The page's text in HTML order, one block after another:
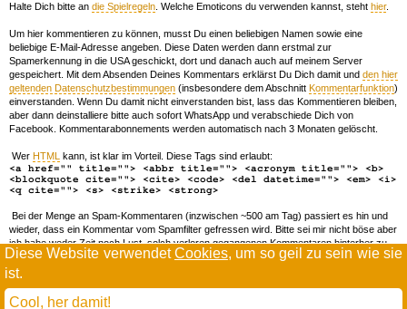
Diese Website verwendetCookies, um so geil zu sein wie sie
ist.
Cool, her damit!
Halte Dich bitte an die Spielregeln . Welche Emoticons du verwenden kannst, steht hier.
Um hier kommentieren zu können, musst Du einen beliebigen Namen sowie eine
beliebige E-Mail-Adresse angeben. Diese Daten werden dann erstmal zur
Spamerkennung in die USA geschickt, dort und danach auch auf meinem Server
gespeichert. Mit dem Absenden Deines Kommentars erklärst Du Dich damit und den hier
geltenden Datenschutzbestimmungen (insbesondere dem Abschnitt Kommentarfunktion)
einverstanden. Wenn Du damit nicht einverstanden bist, lass das Kommentieren bleiben,
aber dann deinstalliere bitte auch sofort WhatsApp und verabschiede Dich von
Facebook. Kommentarabonnements werden automatisch nach 3 Monaten gelöscht.
Wer HTML kann, ist klar im Vorteil. Diese Tags sind erlaubt:
<a href="" title=""> <abbr title=""> <acronym title=""> <b>
<blockquote cite=""> <cite> <code> <del datetime=""> <em> <i>
<q cite=""> <s> <strike> <strong>
Bei der Menge an Spam-Kommentaren (inzwischen ~500 am Tag) passiert es hin und
wieder, dass ein Kommentar vom Spamfilter gefressen wird. Bitte sei mir nicht böse aber
ich habe weder Zeit noch Lust, solch verloren gegangenen Kommentaren hinterher zu
forschen. Wenn das öfters passiert, schreib' mir 'ne Mail damit ich dich whitelisten kann.
todamax rennt aufwordpress